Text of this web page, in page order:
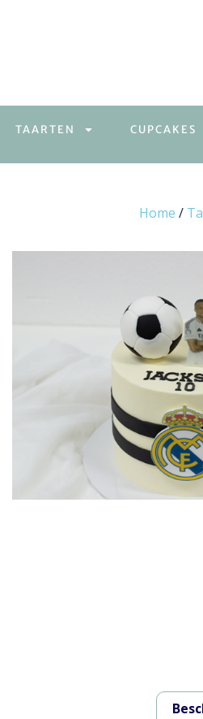
TAARTEN CUPCAKES
Home /